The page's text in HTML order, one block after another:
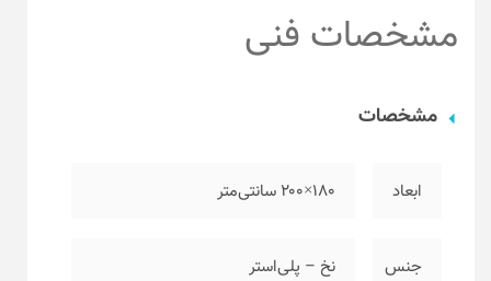
مشخصات فنی
مشخصات
ابعاد ۱۸۰×۲۰۰ سانتی‌متر
جنس
نخ – پلی‌استر